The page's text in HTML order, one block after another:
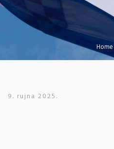
Home
9. rujna 2025.